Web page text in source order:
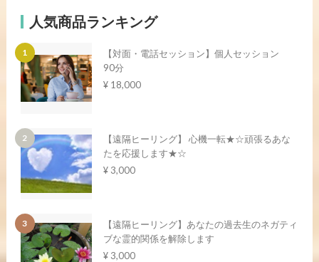
人気商品ランキング
【対面・電話セッション】個人セッション
90分
¥ 18,000
【遠隔ヒーリング】 心機一転★☆頑張るあな
たを応援します★☆
¥ 3,000
【遠隔ヒーリング】あなたの過去生のネガティ
ブな霊的関係を解除します
¥ 3,000